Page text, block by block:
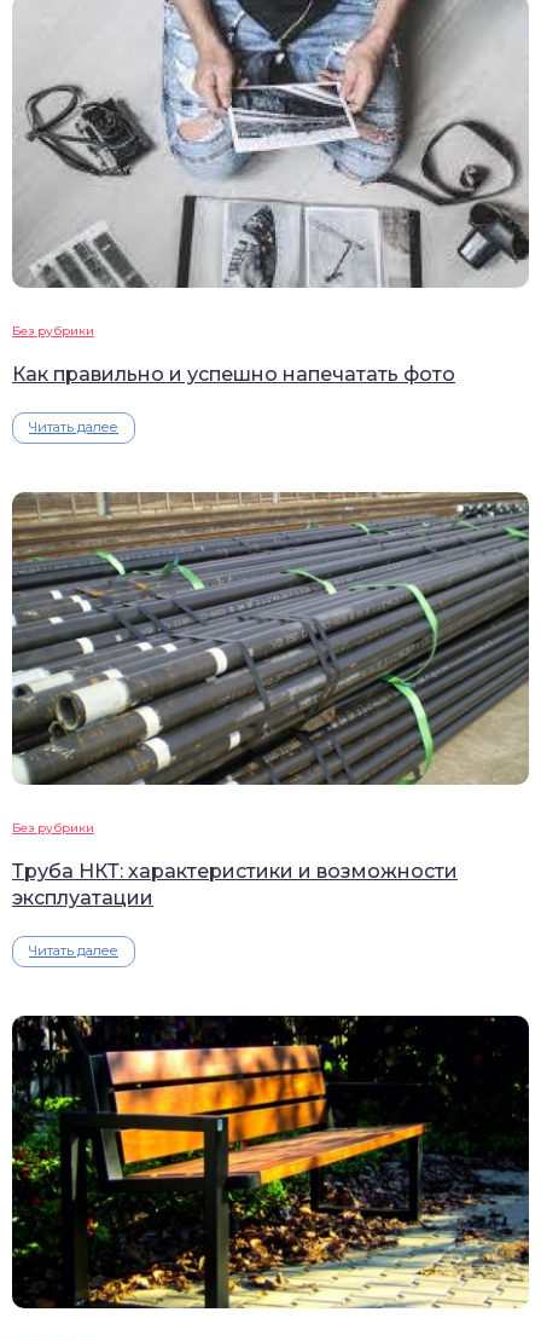
Без рубрики
Как правильно и успешно напечатать фото
Читать далее
Без рубрики
Труба НКТ: характеристики и возможности
эксплуатации
Читать далее